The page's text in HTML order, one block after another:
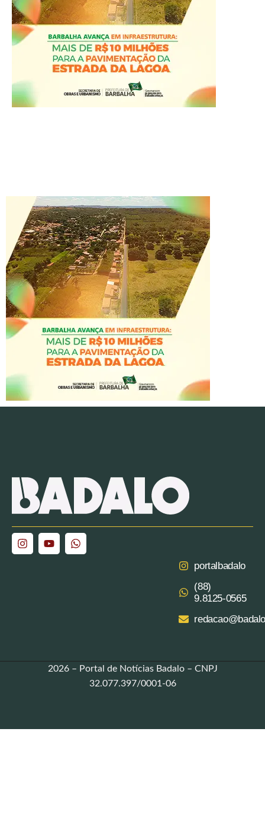
portalbadalo
(88)
9.8125‑0565‬
2026 – Portal de Notícias Badalo – CNPJ
32.077.397/0001-06